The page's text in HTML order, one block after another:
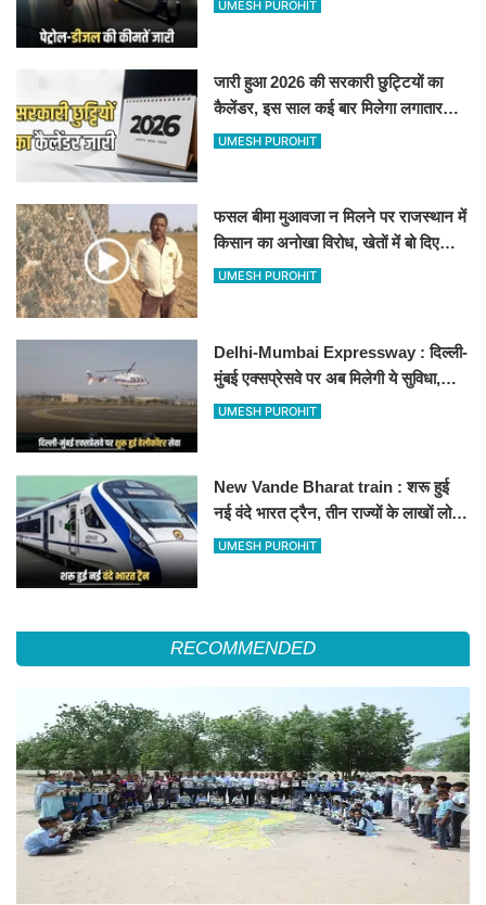
UMESH PUROHIT
जारी हुआ 2026 की सरकारी छुट्टियों का
कैलेंडर, इस साल कई बार मिलेगा लगातार
अवकाश, देखें
UMESH PUROHIT
फसल बीमा मुआवजा न मिलने पर राजस्थान में
किसान का अनोखा विरोध, खेतों में बो दिए
500-500 रुपए के नोट, वीडियो वायरल
UMESH PUROHIT
Delhi-Mumbai Expressway : दिल्ली-
मुंबई एक्सप्रेसवे पर अब मिलेगी ये सुविधा,
हेलीकॉप्टर सर्विस से तुरंत घायल पहुंचेगा
UMESH PUROHIT
New Vande Bharat train : शरू हुई
नई वंदे भारत ट्रैन, तीन राज्यों के लाखों लोगों
का सफर होगा आसान, देखें पूरा रूटमैप
UMESH PUROHIT
RECOMMENDED